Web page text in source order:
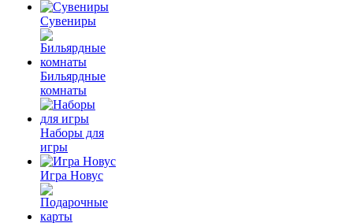
Сувениры
Бильярдные
комнаты
Наборы для
игры
Игра Новус